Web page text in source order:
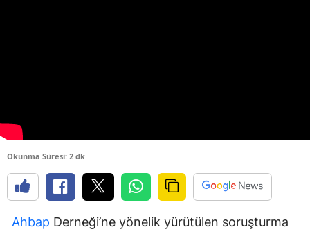
Okunma Süresi: 2 dk
Ahbap Derneği’ne yönelik yürütülen soruşturma